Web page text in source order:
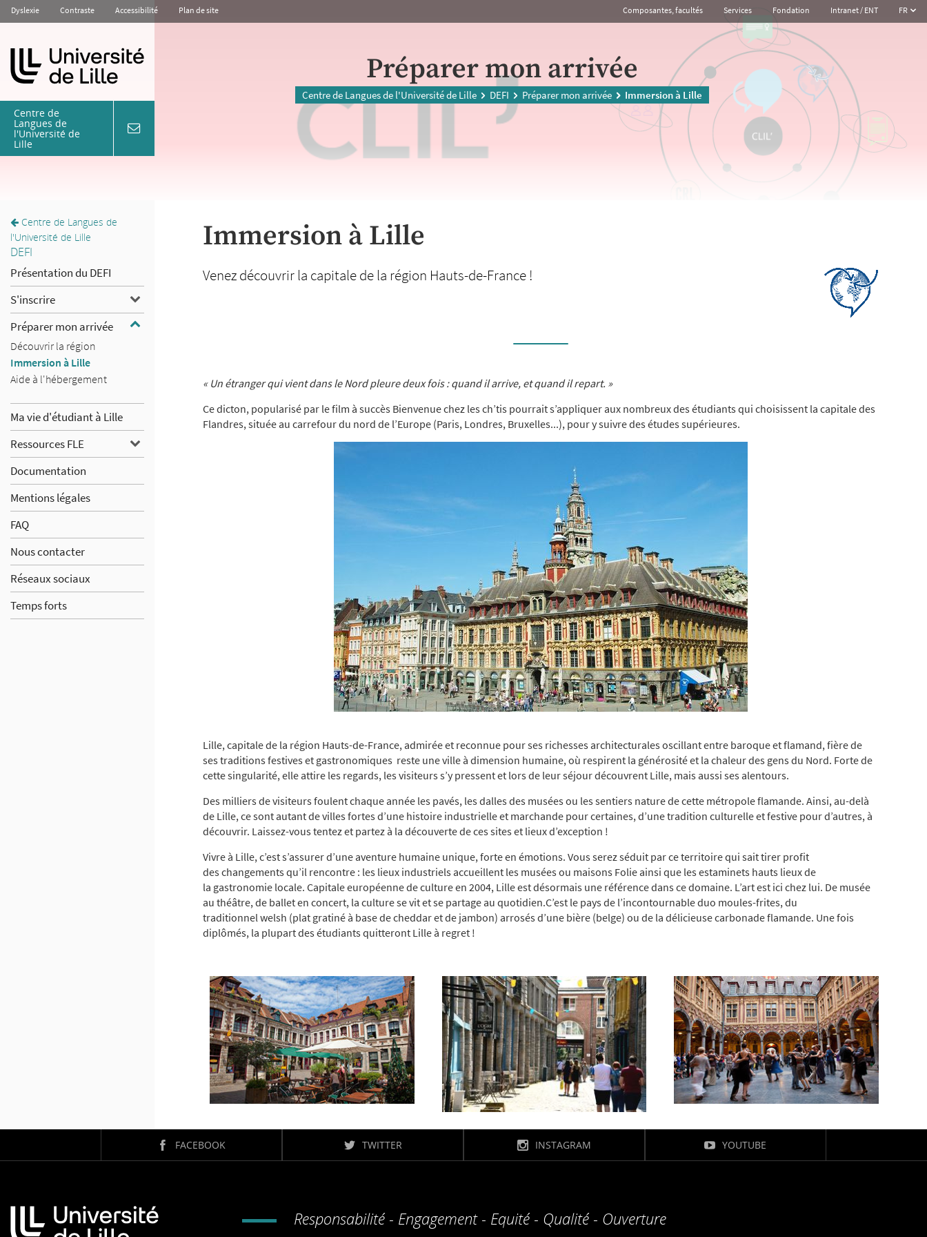
Aller
au
Aller
au
Aller
à
recherche
Dyslexie Contraste Accessibilité Plan de site Composantes, facultés Services Fondation Intranet / ENT FR
Centre de
Langues de
l'Université de
Lille
coordonnées
contact
Préparer mon arrivée
Centre de Langues de l'Université de Lille DEFI Préparer mon arrivée Immersion à Lille
Centre de Langues de
l'Université de Lille
DEFI
Présentation du DEFI
S'inscrire
Préparer mon arrivée
Découvrir la région
Immersion à Lille
Aide à l'hébergement
Ma vie d'étudiant à Lille
Ressources FLE
Documentation
Mentions légales
FAQ
Nous contacter
Réseaux sociaux
Temps forts
Immersion à Lille
Venez découvrir la capitale de la région Hauts-de-France !
« Un étranger qui vient dans le Nord pleure deux fois : quand il arrive, et quand il repart. »
Ce dicton, popularisé par le film à succès Bienvenue chez les ch’tis pourrait s’appliquer aux nombreux des étudiants qui choisissent la capitale des
Flandres, située au carrefour du nord de l’Europe (Paris, Londres, Bruxelles...), pour y suivre des études supérieures.
Lille, capitale de la région Hauts-de-France, admirée et reconnue pour ses richesses architecturales oscillant entre baroque et flamand, fière de
ses traditions festives et gastronomiques reste une ville à dimension humaine, où respirent la générosité et la chaleur des gens du Nord. Forte de
cette singularité, elle attire les regards, les visiteurs s’y pressent et lors de leur séjour découvrent Lille, mais aussi ses alentours.
Des milliers de visiteurs foulent chaque année les pavés, les dalles des musées ou les sentiers nature de cette métropole flamande. Ainsi, au-delà
de Lille, ce sont autant de villes fortes d’une histoire industrielle et marchande pour certaines, d’une tradition culturelle et festive pour d’autres, à
découvrir. Laissez-vous tentez et partez à la découverte de ces sites et lieux d’exception !
Vivre à Lille, c’est s’assurer d’une aventure humaine unique, forte en émotions. Vous serez séduit par ce territoire qui sait tirer profit
des changements qu’il rencontre : les lieux industriels accueillent les musées ou maisons Folie ainsi que les estaminets hauts lieux de
la gastronomie locale. Capitale européenne de culture en 2004, Lille est désormais une référence dans ce domaine. L’art est ici chez lui. De musée
au théâtre, de ballet en concert, la culture se vit et se partage au quotidien.C’est le pays de l’incontournable duo moules-frites, du
traditionnel welsh (plat gratiné à base de cheddar et de jambon) arrosés d’une bière (belge) ou de la délicieuse carbonade flamande. Une fois
diplômés, la plupart des étudiants quitteront Lille à regret !
FACEBOOK TWITTER INSTAGRAM YOUTUBE
Responsabilité - Engagement - Equité - Qualité - Ouverture